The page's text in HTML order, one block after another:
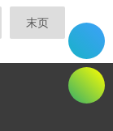
末页